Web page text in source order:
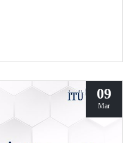
09
Mar